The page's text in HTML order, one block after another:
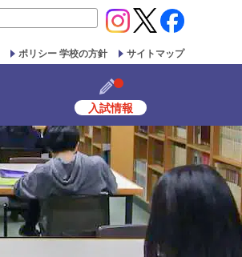
ポリシー 学校の方針 サイトマップ
入試情報